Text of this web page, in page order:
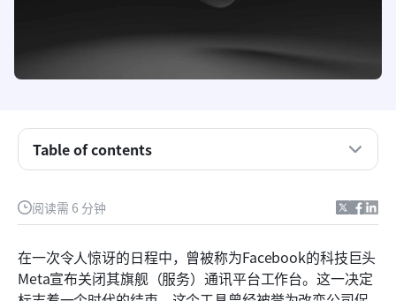
阅读需 6 分钟
在一次令人惊讶的日程中，曾被称为Facebook的科技巨头
Meta宣布关闭其旗舰（服务）通讯平台工作台。这一决定
Table of contents
Meta 工作台：简史与影响
过渡期和未来展望